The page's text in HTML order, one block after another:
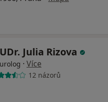
Julia Rizova
· Více
12 názorů